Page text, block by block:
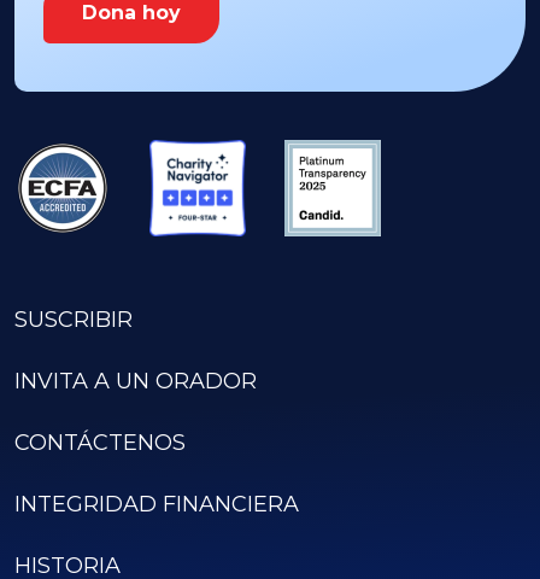
Dona hoy
SUSCRIBIR
INVITA A UN ORADOR
CONTÁCTENOS
INTEGRIDAD FINANCIERA
HISTORIA